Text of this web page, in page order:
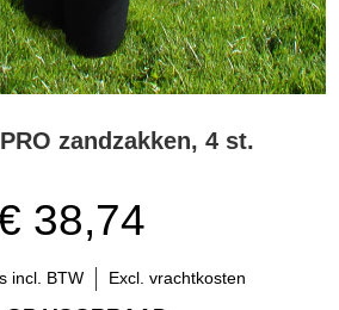
zandzakken, 4 st.
38,74
incl. BTW Excl. vrachtkosten